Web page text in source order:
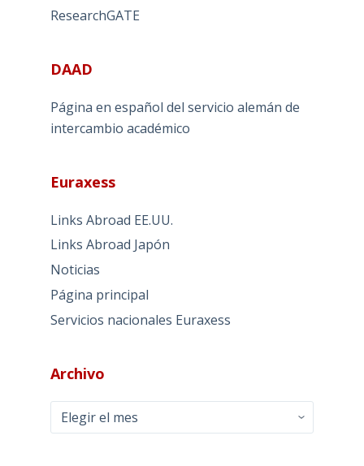
ResearchGATE
DAAD
Página en español del servicio alemán de
intercambio académico
Euraxess
Links Abroad EE.UU.
Links Abroad Japón
Noticias
Página principal
Servicios nacionales Euraxess
Archivo
Archivo